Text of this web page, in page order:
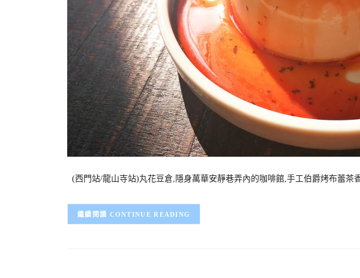
(西門站/龍山寺站)丸花豆倉,隱身萬華安靜巷弄內的咖啡館,手工伯爵烤布蕾茶
CONTINUE READING